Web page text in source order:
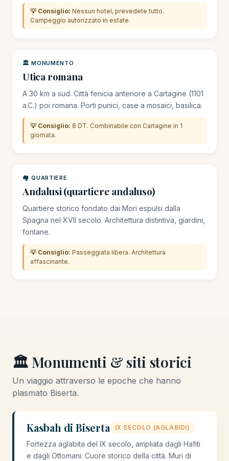
💡 Consiglio: Nessun hotel, prevedete tutto.
Campeggio autorizzato in estate.
🏛️ MONUMENTO
Utica romana
A 30 km a sud. Città fenicia anteriore a Cartagine (1101
a.C.) poi romana. Porti punici, case a mosaici, basilica.
💡 Consiglio: 8 DT. Combinabile con Cartagine in 1
giornata.
🏘️ QUARTIERE
Andalusi (quartiere andaluso)
Quartiere storico fondato dai Mori espulsi dalla
Spagna nel XVII secolo. Architettura distintiva, giardini,
fontane.
💡 Consiglio: Passeggiata libera. Architettura
affascinante.
🏛️ Monumenti & siti storici
Un viaggio attraverso le epoche che hanno
plasmato Biserta.
Kasbah di Biserta IX SECOLO (AGLABIDI)
Fortezza aglabita del IX secolo, ampliata dagli Hafiti
e dagli Ottomani. Cuore storico della città. Muri di